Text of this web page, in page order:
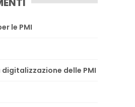
le PMI
delle PMI